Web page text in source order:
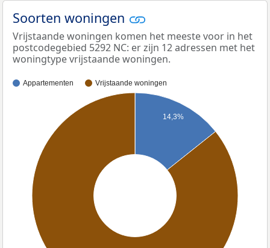
Soorten woningen
Vrijstaande woningen komen het meeste voor in het
postcodegebied 5292 NC: er zijn 12 adressen met het
woningtype vrijstaande woningen.
Appartementen Vrijstaande woningen
14,3%